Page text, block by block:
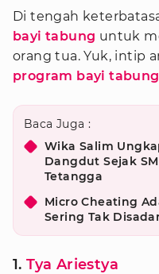
Di tengah
bayi tabung untuk
orang tua. Yuk, intip
program bayi tabung
Baca Juga :
Wika Salim
Dangdut Sejak
Tetangga
Micro Cheating
Sering Tak
1.Tya Ariestya